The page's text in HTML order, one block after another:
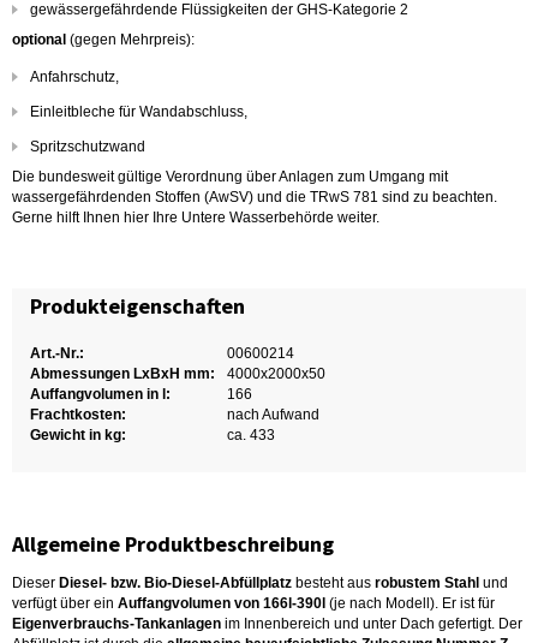
gewässergefährdende Flüssigkeiten der GHS-Kategorie 2
optional (gegen Mehrpreis):
Anfahrschutz,
Einleitbleche für Wandabschluss,
Spritzschutzwand
Die bundesweit gültige Verordnung über Anlagen zum Umgang mit
wassergefährdenden Stoffen (AwSV) und die TRwS 781 sind zu beachten.
Gerne hilft Ihnen hier Ihre Untere Wasserbehörde weiter.
Produkteigenschaften
Art.-Nr.:
00600214
Abmessungen LxBxH mm:
4000x2000x50
Auffangvolumen in l:
166
Frachtkosten:
nach Aufwand
Gewicht in kg:
ca. 433
Allgemeine Produktbeschreibung
Dieser Diesel- bzw. Bio-Diesel-Abfüllplatz besteht aus robustem Stahl und
verfügt über ein Auffangvolumen von 166l-390l (je nach Modell). Er ist für
Eigenverbrauchs-Tankanlagen im Innenbereich und unter Dach gefertigt. Der